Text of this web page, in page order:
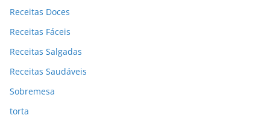
Receitas Doces
Receitas Fáceis
Receitas Salgadas
Receitas Saudáveis
Sobremesa
torta